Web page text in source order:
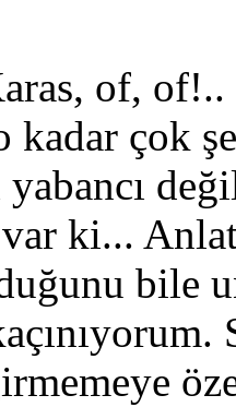
of, of!..
çok
ya­ban­cı
ki...